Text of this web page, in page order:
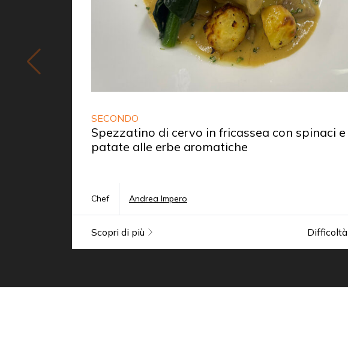
SECONDO
Spezzatino di cervo in fricassea con spinaci e
patate alle erbe aromatiche
Chef Andrea Impero
Scopri di più Difficoltà